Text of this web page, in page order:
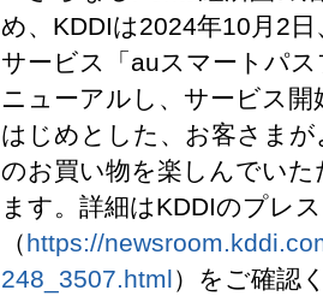
め、KDDIは2024年10月2
サービス「auスマートパ
ニューアルし、サービス開
はじめとした、お客さま
のお買い物を楽しんでい
ます。詳細はKDDIのプレ
（https://
248_3507.html）をご確認